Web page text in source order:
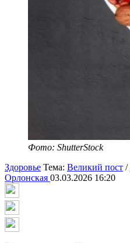
Фото: ShutterStock
Здоровье Тема: Великий пост /
Орлонская 03.03.2026 16:20